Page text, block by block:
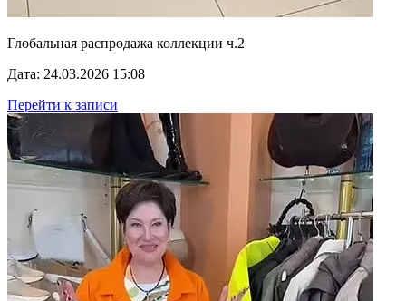
Глобальная распродажа коллекции ч.2
Дата: 24.03.2026 15:08
Перейти к записи